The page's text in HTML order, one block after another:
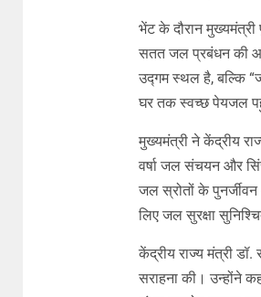
भेंट के दौरान मुख्यमंत्री
सतत जल प्रबंधन की
उद्गम स्थल है, बल्कि
घर तक स्वच्छ पेयजल
मुख्यमंत्री ने केंद्रीय
वर्षा जल संचयन और
जल स्रोतों के पुनर्जीवन
लिए जल सुरक्षा
केंद्रीय राज्य मंत्री
सराहना की। उन्होंने